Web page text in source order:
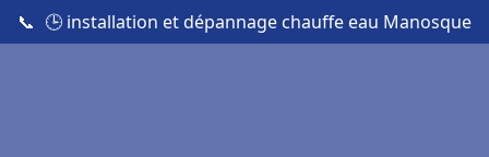
📞 🕒 installation et dépannage chauffe eau Manosque